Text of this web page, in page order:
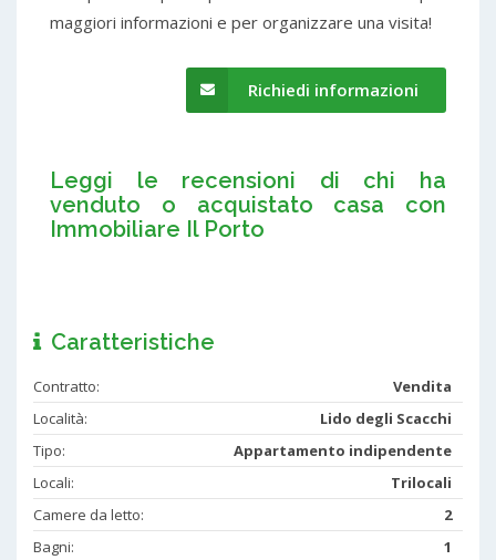
maggiori informazioni e per organizzare una visita!
Richiedi informazioni
Leggi le recensioni di chi ha
venduto o acquistato casa con
Immobiliare Il Porto
Caratteristiche
Contratto:
Vendita
Località:
Lido degli Scacchi
Tipo:
Appartamento indipendente
Locali:
Trilocali
Camere da letto:
2
Bagni:
1